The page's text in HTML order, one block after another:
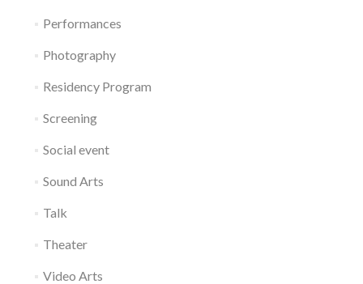
Performances
Photography
Residency Program
Screening
Social event
Sound Arts
Talk
Theater
Video Arts